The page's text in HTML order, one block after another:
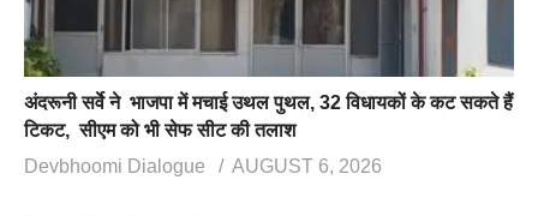
अंदरूनी सर्वे ने भाजपा में मचाई उथल पुथल, 32 विधायकों के कट सकते हैं
टिकट, सीएम को भी सेफ सीट की तलाश
Devbhoomi Dialogue
AUGUST 6, 2026